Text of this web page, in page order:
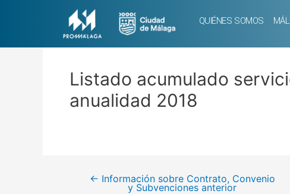
QUIÉNES SOMOS
Listado acumulado
anualidad 2018
← Información sobre Contrato, Convenio
y Subvenciones anterior